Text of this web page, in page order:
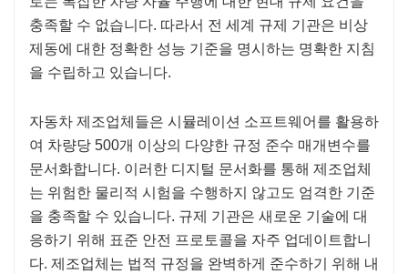
충족할 수 없습니다. 따라서 전 세계 규제 기관은 비상
제동에 대한 정확한 성능 기준을 명시하는 명확한 지침
을 수립하고 있습니다.
자동차 제조업체들은 시뮬레이션 소프트웨어를 활용하
여 차량당 500개 이상의 다양한 규정 준수 매개변수를
문서화합니다. 이러한 디지털 문서화를 통해 제조업체
는 위험한 물리적 시험을 수행하지 않고도 엄격한 기준
을 충족할 수 있습니다. 규제 기관은 새로운 기술에 대
응하기 위해 표준 안전 프로토콜을 자주 업데이트합니
다. 제조업체는 법적 규정을 완벽하게 준수하기 위해 내